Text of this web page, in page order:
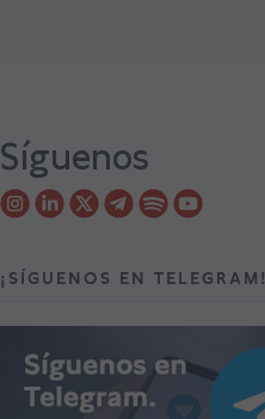
Síguenos
¡SÍGUENOS EN TELEGRAM!